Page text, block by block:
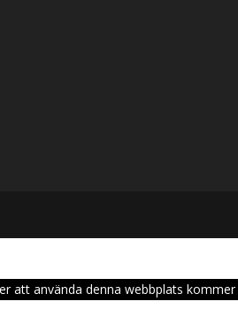
att använda denna webbplats